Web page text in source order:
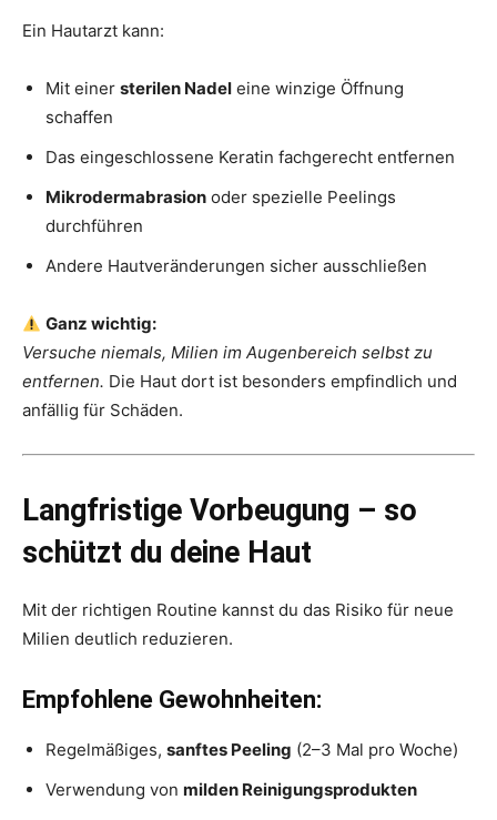
Ein Hautarzt kann:
Mit einer sterilen Nadel eine winzige Öffnung
schaffen
Das eingeschlossene Keratin fachgerecht entfernen
Mikrodermabrasion oder spezielle Peelings
durchführen
Andere Hautveränderungen sicher ausschließen
Ganz wichtig:
Versuche niemals, Milien im Augenbereich selbst zu
entfernen. Die Haut dort ist besonders empfindlich und
anfällig für Schäden.
Langfristige Vorbeugung – so
schützt du deine Haut
Mit der richtigen Routine kannst du das Risiko für neue
Milien deutlich reduzieren.
Empfohlene Gewohnheiten:
Regelmäßiges, sanftes Peeling (2–3 Mal pro Woche)
Verwendung von milden Reinigungsprodukten